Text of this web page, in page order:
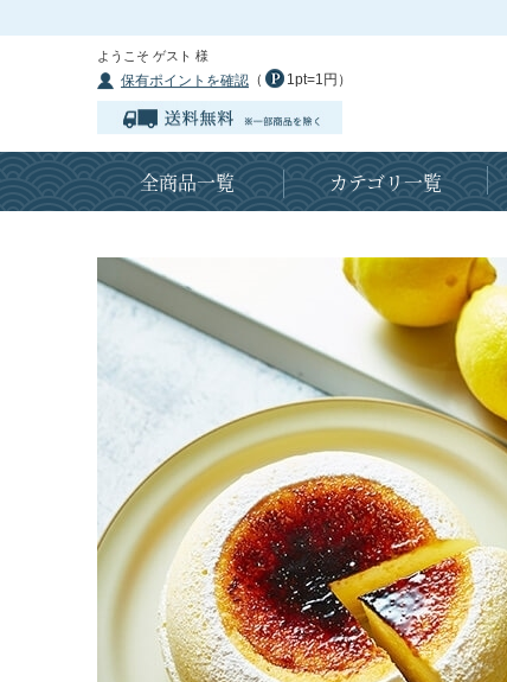
ようこそ ゲスト 様
保有ポイントを確認 （ 1pt=1円）
全商品一覧 カテゴリ一覧